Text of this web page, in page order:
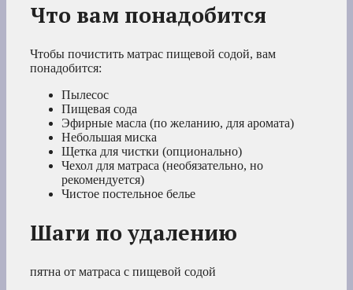
Что вам понадобится
Чтобы почистить матрас пищевой содой, вам
понадобится:
Пылесос
Пищевая сода
Эфирные масла (по желанию, для аромата)
Небольшая миска
Щетка для чистки (опционально)
Чехол для матраса (необязательно, но
рекомендуется)
Чистое постельное белье
Шаги по удалению
пятна от матраса с пищевой содой